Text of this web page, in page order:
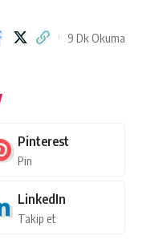
9 Dk Okuma
Pinterest
Pin
LinkedIn
Takip et